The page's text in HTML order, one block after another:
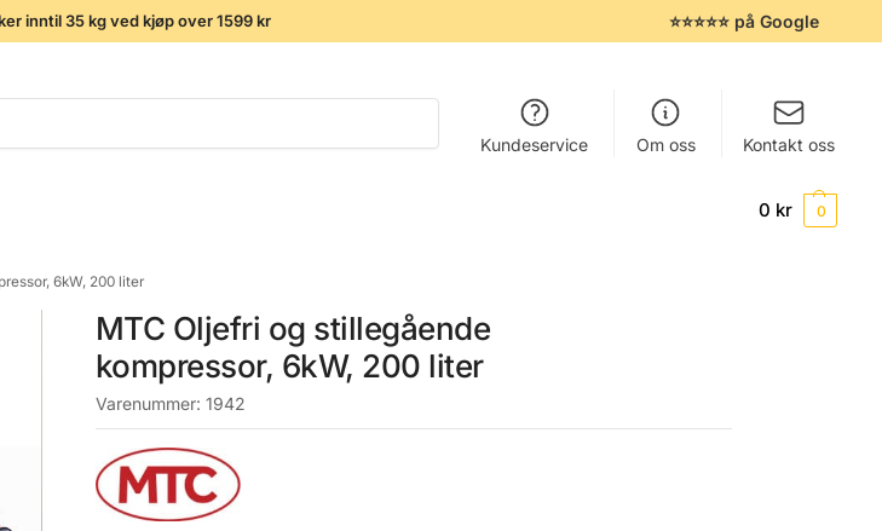
inntil 35 kg ved kjøp over 1599 kr ⭐⭐⭐⭐⭐ på Google
Kundeservice Om oss Kontakt oss
0 kr 0
6kW, 200 liter
MTC Oljefri og stillegående
kompressor, 6kW, 200 liter
Varenummer: 1942